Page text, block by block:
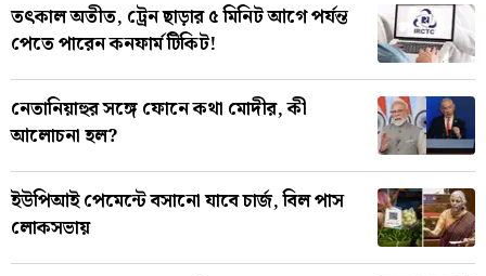
তৎকাল অতীত, ট্রেন ছাড়ার ৫ মিনিট আগে পর্যন্ত
পেতে পারেন কনফার্ম টিকিট!
নেতানিয়াহুর সঙ্গে ফোনে কথা মোদীর, কী
আলোচনা হল?
ইউপিআই পেমেন্টে বসানো যাবে চার্জ, বিল পাস
লোকসভায়